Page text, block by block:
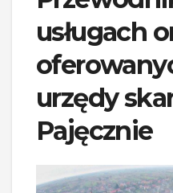
usługach
urzędy
Pajęcznie